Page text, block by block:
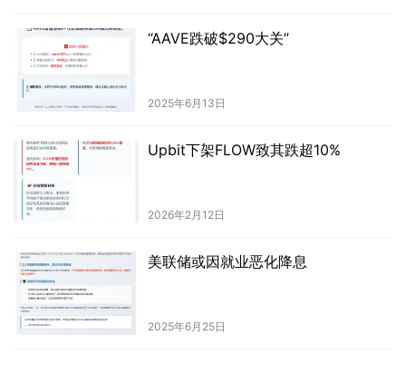
“AAVE跌破$290大关”
2025年6月13日
Upbit下架FLOW致其跌超10%
2026年2月12日
美联储或因就业恶化降息
2025年6月25日